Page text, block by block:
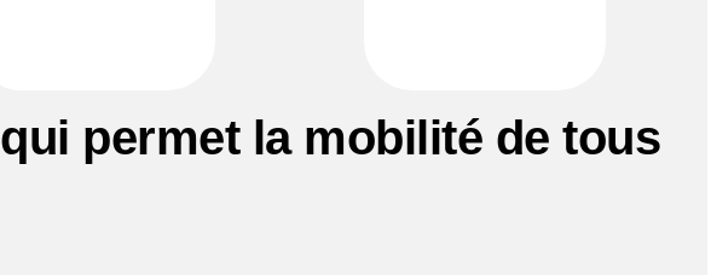
qui permet la mobilité de tous